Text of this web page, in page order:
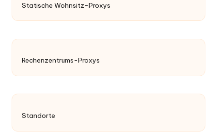
Statische Wohnsitz-Proxys
Rechenzentrums-Proxys
Standorte